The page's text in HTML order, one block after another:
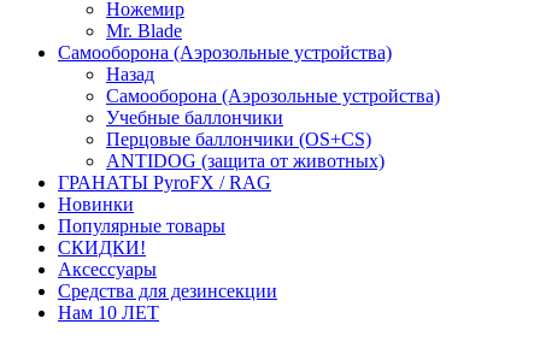
Ножемир
Mr. Blade
Самооборона (Аэрозольные устройства)
Назад
Самооборона (Аэрозольные устройства)
Учебные баллончики
Перцовые баллончики (OS+CS)
ANTIDOG (защита от животных)
ГРАНАТЫ PyroFX / RAG
Новинки
Популярные товары
СКИДКИ!
Аксессуары
Средства для дезинсекции
Нам 10 ЛЕТ